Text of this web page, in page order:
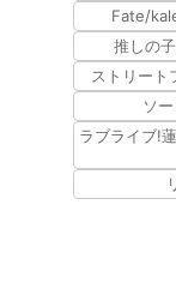
Fate/
推しの
ストリート
ソ
ラブライブ!